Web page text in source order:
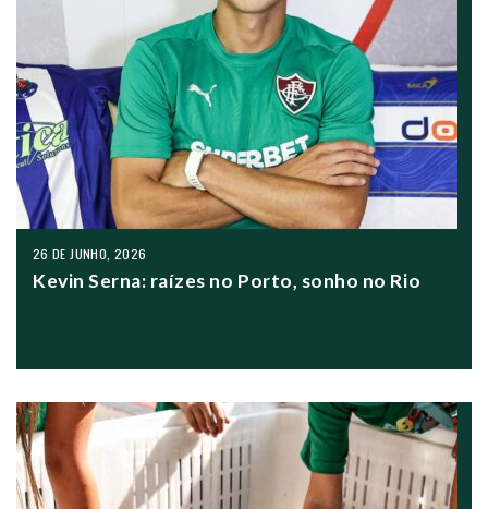
26 DE JUNHO, 2026
Kevin Serna: raízes no Porto, sonho no Rio